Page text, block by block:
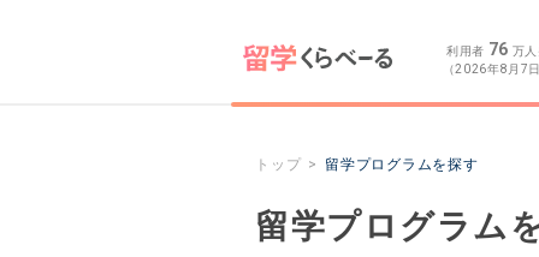
利用者 76 万
（2026年8月7
トップ 留学プログラムを探す
留学プログラム